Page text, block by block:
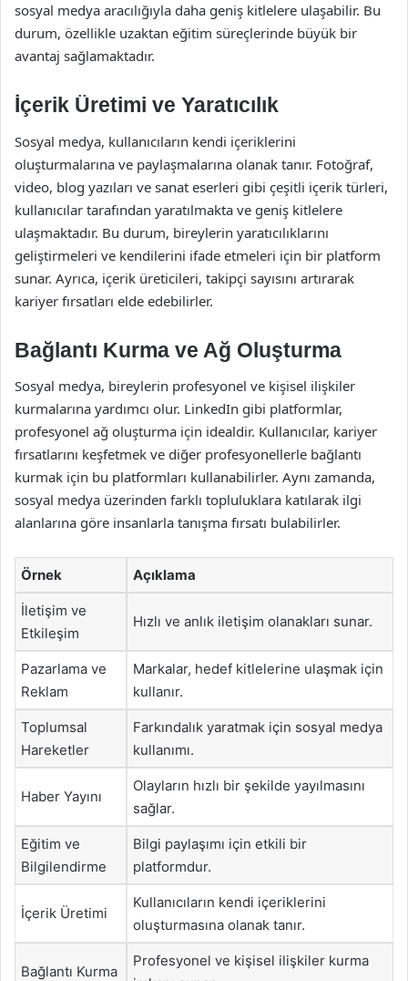
sosyal medya aracılığıyla daha geniş kitlelere ulaşabilir. Bu
durum, özellikle uzaktan eğitim süreçlerinde büyük bir
avantaj sağlamaktadır.
İçerik Üretimi ve Yaratıcılık
Sosyal medya, kullanıcıların kendi içeriklerini
oluşturmalarına ve paylaşmalarına olanak tanır. Fotoğraf,
video, blog yazıları ve sanat eserleri gibi çeşitli içerik türleri,
kullanıcılar tarafından yaratılmakta ve geniş kitlelere
ulaşmaktadır. Bu durum, bireylerin yaratıcılıklarını
geliştirmeleri ve kendilerini ifade etmeleri için bir platform
sunar. Ayrıca, içerik üreticileri, takipçi sayısını artırarak
kariyer fırsatları elde edebilirler.
Bağlantı Kurma ve Ağ Oluşturma
Sosyal medya, bireylerin profesyonel ve kişisel ilişkiler
kurmalarına yardımcı olur. LinkedIn gibi platformlar,
profesyonel ağ oluşturma için idealdir. Kullanıcılar, kariyer
fırsatlarını keşfetmek ve diğer profesyonellerle bağlantı
kurmak için bu platformları kullanabilirler. Aynı zamanda,
sosyal medya üzerinden farklı topluluklara katılarak ilgi
alanlarına göre insanlarla tanışma fırsatı bulabilirler.
Örnek Açıklama
İletişim ve
Etkileşim
Hızlı ve anlık iletişim olanakları sunar.
Pazarlama ve
Reklam
Markalar, hedef kitlelerine ulaşmak için
kullanır.
Toplumsal
Hareketler
Farkındalık yaratmak için sosyal medya
kullanımı.
Haber Yayını
Olayların hızlı bir şekilde yayılmasını
sağlar.
Eğitim ve
Bilgilendirme
Bilgi paylaşımı için etkili bir
platformdur.
İçerik Üretimi
Kullanıcıların kendi içeriklerini
oluşturmasına olanak tanır.
Bağlantı Kurma
Profesyonel ve kişisel ilişkiler kurma